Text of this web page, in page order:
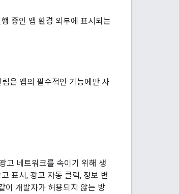
중인 앱 환경 외부에 표시되는
은 앱의 필수적인 기능에만 사
고 네트워크를 속이기 위해 생
표시, 광고 자동 클릭, 정보 변
이 개발자가 허용되지 않는 방